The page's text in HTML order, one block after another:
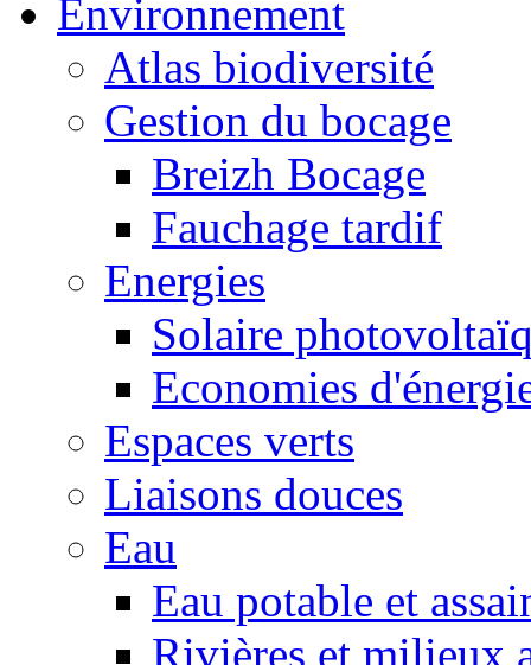
Environnement
Atlas biodiversité
Gestion du bocage
Breizh Bocage
Fauchage tardif
Energies
Solaire
Economies
Espaces verts
Liaisons douces
Eau
Eau potable et
Rivières et milieux